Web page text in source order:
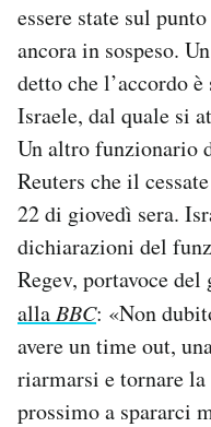
essere state sul
ancora in sospeso.
detto che l’accordo
Israele, dal quale si
Un altro funzionario
Reuters che il
22 di giovedì sera.
dichiarazioni del
Regev, portavoce
alla BBC: «Non
avere un time out,
riarmarsi e tornare
prossimo a spararci